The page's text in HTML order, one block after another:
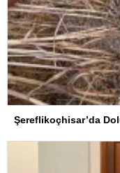
Şereflikoçhisar’da